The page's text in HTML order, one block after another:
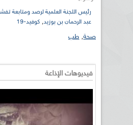
رئيس اللجنة العلمية لرصد ومتابعة
عبد الرحمان بن بوزيد, كوفيد-19
صحة, طب
فيديوهات الإذاعة